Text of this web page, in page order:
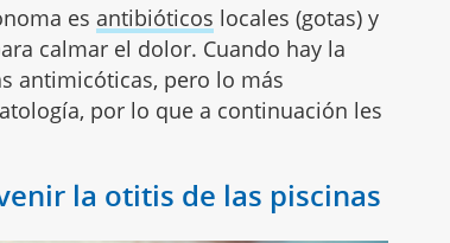
es antibióticos locales (gotas) y
calmar el dolor. Cuando hay la
antimicóticas, pero lo más
por lo que a continuación les
la otitis de las piscinas